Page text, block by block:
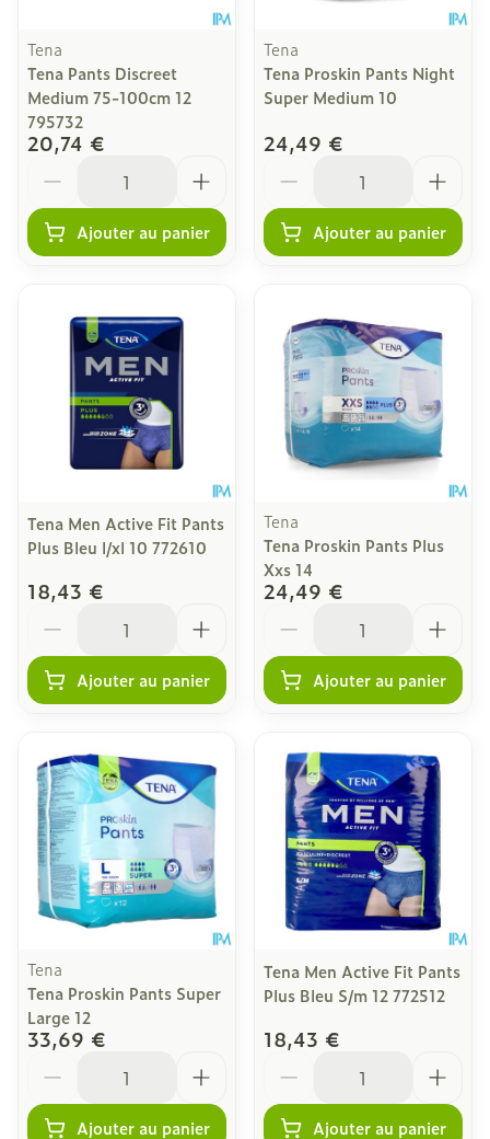
Tena
Tena Pants Discreet
Medium 75-100cm 12
795732
20,74 €
Ajouter au panier
Tena
Tena Proskin Pants Night
Super Medium 10
24,49 €
Ajouter au panier
Tena Men Active Fit Pants
Plus Bleu l/xl 10 772610
18,43 €
Ajouter au panier
Tena
Tena Proskin Pants Plus
Xxs 14
24,49 €
Ajouter au panier
Tena
Tena Proskin Pants Super
Large 12
33,69 €
Ajouter au panier
Tena Men Active Fit Pants
Plus Bleu S/m 12 772512
18,43 €
Ajouter au panier